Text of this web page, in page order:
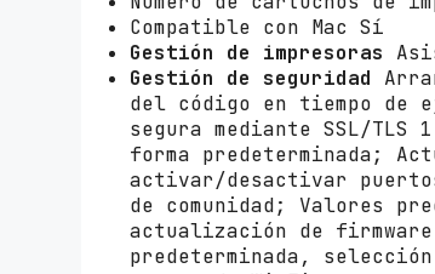
Compatible con Mac Sí
Gestión de impresoras
Gestión de seguridad
del código en tiempo de
segura mediante SSL/
forma predeterminada;
activar/desactivar puertos
de comunidad; Valores
actualización de
predeterminada,